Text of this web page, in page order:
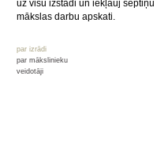
uz visu izstādi un iekļauj septiņu
mākslas darbu apskati.
par izrādi
par mākslinieku
veidotāji